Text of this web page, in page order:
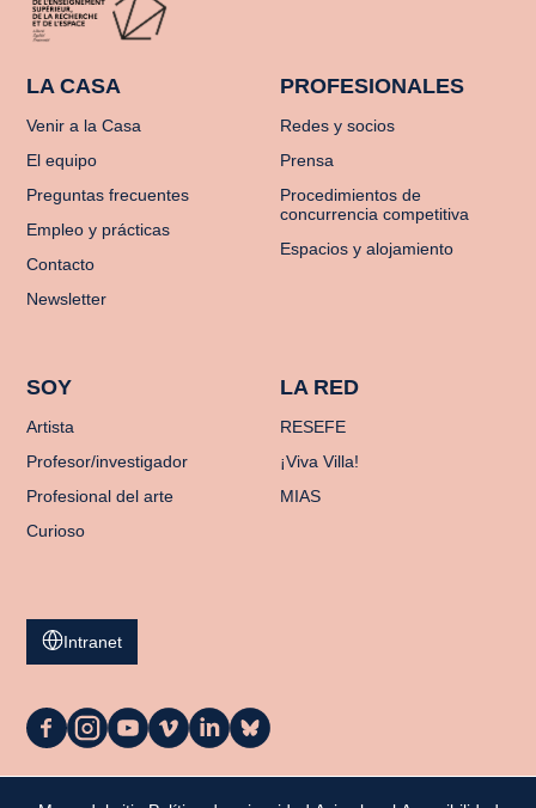
LA CASA
Venir a la Casa
El equipo
Preguntas frecuentes
Empleo y prácticas
Contacto
Newsletter
PROFESIONALES
Redes y socios
Prensa
Procedimientos de
concurrencia competitiva
Espacios y alojamiento
SOY
Artista
Profesor/investigador
Profesional del arte
Curioso
LA RED
RESEFE
¡Viva Villa!
MIAS
Intranet
La
en
Facebook
La
en
Instagram
La
en
YouTube
La
en
Vimeo
La
en
LinkedIn
La
en
Bluesky